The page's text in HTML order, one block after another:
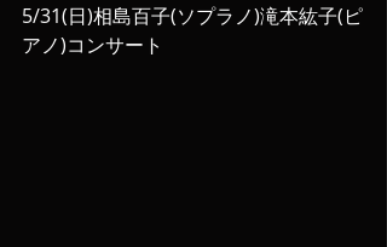
5/31(日)相島百子(ソプラノ)滝本紘子(ピ
アノ)コンサート